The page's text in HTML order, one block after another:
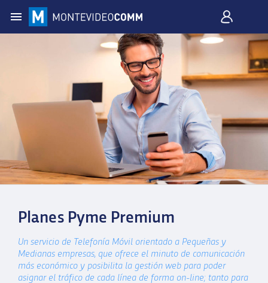
Planes Pyme Premium
Un servicio de Telefonía Móvil orientado a Pequeñas y
Medianas empresas, que ofrece el minuto de comunicación
más económico y posibilita la gestión web para poder
asignar el tráfico de cada línea de forma on-line; tanto para